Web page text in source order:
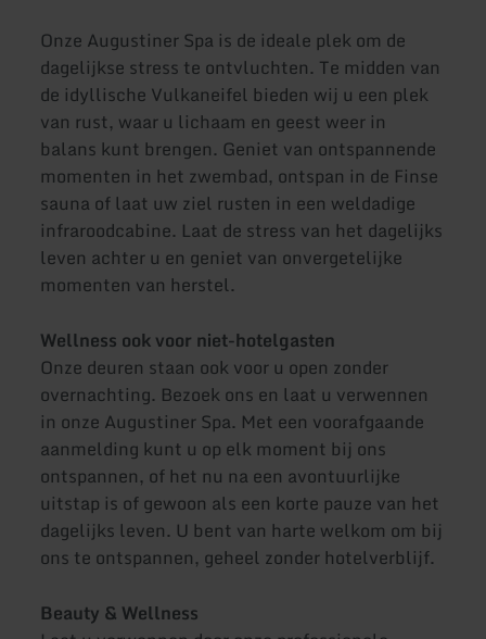
Onze Augustiner Spa is de ideale plek om de
dagelijkse stress te ontvluchten. Te midden van
de idyllische Vulkaneifel bieden wij u een plek
van rust, waar u lichaam en geest weer in
balans kunt brengen. Geniet van ontspannende
momenten in het zwembad, ontspan in de Finse
sauna of laat uw ziel rusten in een weldadige
infraroodcabine. Laat de stress van het dagelijks
leven achter u en geniet van onvergetelijke
momenten van herstel.
Wellness ook voor niet-hotelgasten
Onze deuren staan ook voor u open zonder
overnachting. Bezoek ons en laat u verwennen
in onze Augustiner Spa. Met een voorafgaande
aanmelding kunt u op elk moment bij ons
ontspannen, of het nu na een avontuurlijke
uitstap is of gewoon als een korte pauze van het
dagelijks leven. U bent van harte welkom om bij
ons te ontspannen, geheel zonder hotelverblijf.
Beauty & Wellness